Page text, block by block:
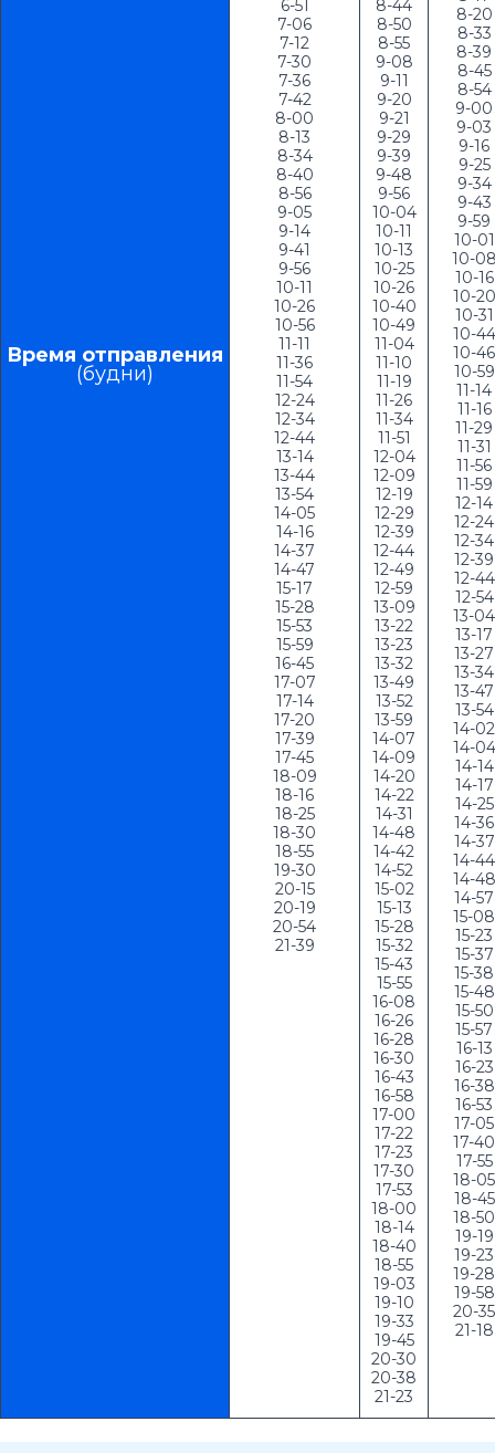
Время отправления
(будни)
6-51
7-06
7-12
7-30
7-36
7-42
8-00
8-13
8-34
8-40
8-56
9-05
9-14
9-41
9-56
10-11
10-26
10-56
11-11
11-36
11-54
12-24
12-34
12-44
13-14
13-44
13-54
14-05
14-16
14-37
14-47
15-17
15-28
15-53
15-59
16-45
17-07
17-14
17-20
17-39
17-45
18-09
18-16
18-25
18-30
18-55
19-30
20-15
20-19
20-54
21-39
8-44
8-50
8-55
9-08
9-11
9-20
9-21
9-29
9-39
9-48
9-56
10-04
10-11
10-13
10-25
10-26
10-40
10-49
11-04
11-10
11-19
11-26
11-34
11-51
12-04
12-09
12-19
12-29
12-39
12-44
12-49
12-59
13-09
13-22
13-23
13-32
13-49
13-52
13-59
14-07
14-09
14-20
14-22
14-31
14-48
14-42
14-52
15-02
15-13
15-28
15-32
15-43
15-55
16-08
16-26
16-28
16-30
16-43
16-58
17-00
17-22
17-23
17-30
17-53
18-00
18-14
18-40
18-55
19-03
19-10
19-33
19-45
20-30
20-38
21-23
8-20
8-33
8-39
8-45
8-54
9-00
9-03
9-16
9-25
9-34
9-43
9-59
10-01
10-
10-16
10-20
10-31
10-44
10-46
10-59
11-14
11-16
11-29
11-31
11-56
11-59
12-14
12-24
12-34
12-39
12-44
12-54
13-04
13-17
13-27
13-34
13-47
13-54
14-02
14-04
14-14
14-17
14-25
14-36
14-37
14-44
14-48
14-57
15-08
15-23
15-37
15-38
15-48
15-50
15-57
16-13
16-23
16-38
16-53
17-05
17-40
17-55
18-05
18-45
18-50
19-19
19-23
19-28
19-58
20-35
21-18